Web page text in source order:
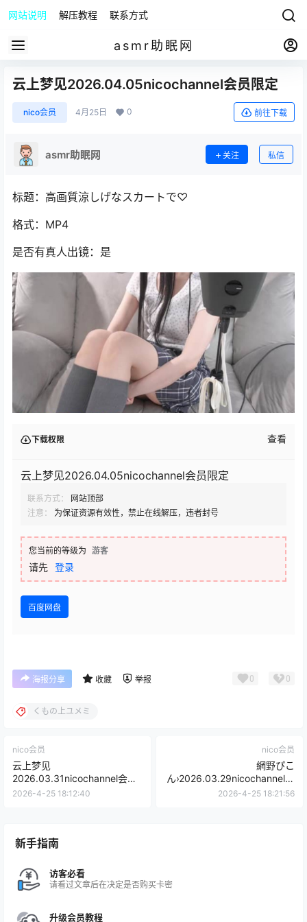
网站说明 解压教程 联系方式
asmr助眠网
云上梦见2026.04.05nicochannel会员限定
nico会员 4月25日 0 前往下载
asmr助眠网 关注 私信
标题：高画質涼しげなスカートで♡
格式：MP4
是否有真人出镜：是
下载权限 查看
云上梦见2026.04.05nicochannel会员限定
联系方式：
网站顶部
注意：
为保证资源有效性，禁止在线解压，违者封号
您当前的等级为 游客
请先 登录
百度网盘
海报分享 收藏 举报 0 0
くもの上ユメミ
nico会员
云上梦见
2026.03.31nicochannel会员
限定
2026-4-25 18:12:40
nico会员
網野ぴこ
ん›2026.03.29nicochannel限
定内容
2026-4-25 18:21:56
新手指南
访客必看
请看过文章后在决定是否购买卡密
升级会员教程